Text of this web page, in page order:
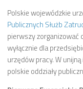
Polskie wojewódzkie
Publicznych Służb
pierwszy zorganizować
wyłącznie dla
urzędów pracy. W
polskie oddziały